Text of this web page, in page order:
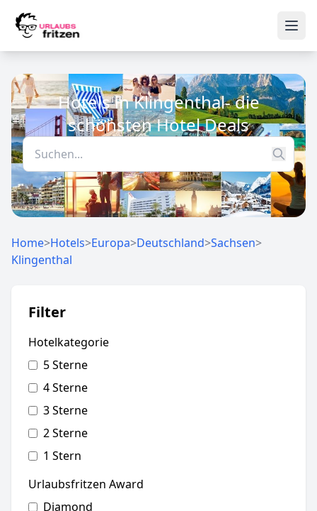
Hotels in Klingenthal- die
schönsten Hotel Deals
Home>Hotels>Europa>Deutschland>Sachsen>
Klingenthal
Filter
Hotelkategorie
5 Sterne
4 Sterne
3 Sterne
2 Sterne
1 Stern
Urlaubsfritzen Award
Diamond